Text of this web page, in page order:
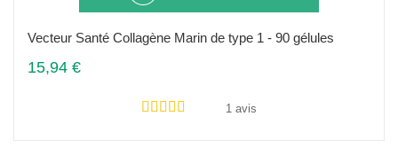
Vecteur Santé Collagène Marin de type 1 - 90 gélules
15,94 €
1 avis